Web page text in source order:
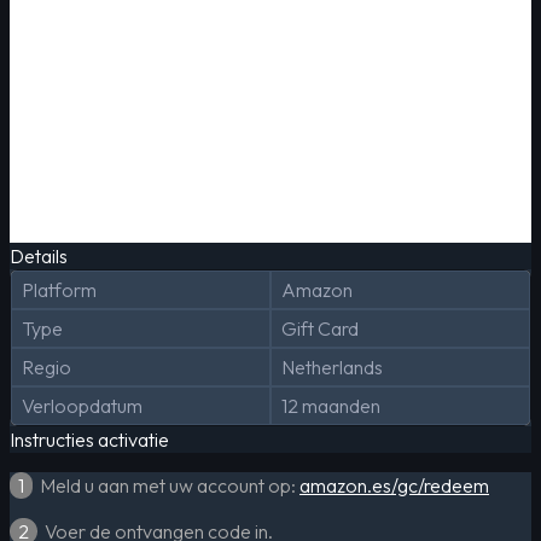
Details
Platform
Amazon
Type
Gift Card
Regio
Netherlands
Verloopdatum
12 maanden
Instructies activatie
1
Meld u aan met uw account op: amazon.es/gc/redeem
2
Voer de ontvangen code in.